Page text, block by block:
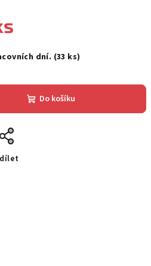
dní. (33 ks)
Do košíku